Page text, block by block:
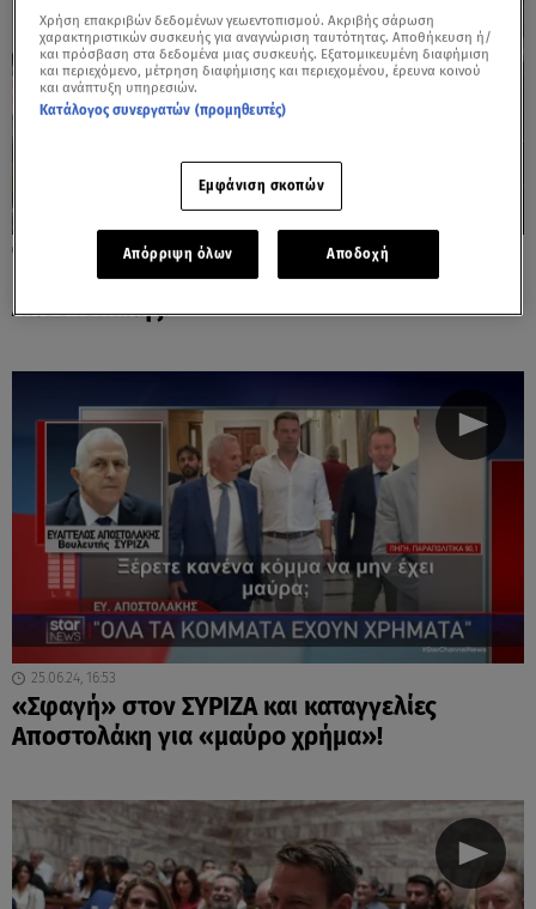
Έφυγε από τον ΣΥΡΙΖΑ και ο Ευάγγελος
Αποστολάκης!
25.06.24, 16:53
«Σφαγή» στον ΣΥΡΙΖΑ και καταγγελίες
Αποστολάκη για «μαύρο χρήμα»!
Χρήση επακριβών δεδομένων γεωεντοπισμού. Ακριβής σάρωση
χαρακτηριστικών συσκευής για αναγνώριση ταυτότητας. Αποθήκευση ή/
και πρόσβαση στα δεδομένα μιας συσκευής. Εξατομικευμένη διαφήμιση
και περιεχόμενο, μέτρηση διαφήμισης και περιεχομένου, έρευνα κοινού
και ανάπτυξη υπηρεσιών.
Κατάλογος συνεργατών (προμηθευτές)
Εμφάνιση σκοπών
Απόρριψη όλων Αποδοχή